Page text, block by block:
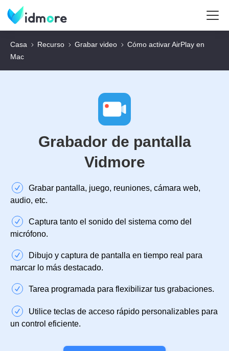
Casa Recurso Grabar video
Cómo activar AirPlay en
Mac
Grabador de pantalla
Vidmore
Grabar pantalla, juego, reuniones, cámara web,
audio, etc.
Captura tanto el sonido del sistema como del
micrófono.
Dibujo y captura de pantalla en tiempo real para
marcar lo más destacado.
Tarea programada para flexibilizar tus grabaciones.
Utilice teclas de acceso rápido personalizables para
un control eficiente.